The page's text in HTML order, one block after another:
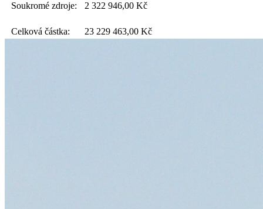
Soukromé zdroje:
2 322 946,00 Kč
Celková částka: 23 229 463,00 Kč